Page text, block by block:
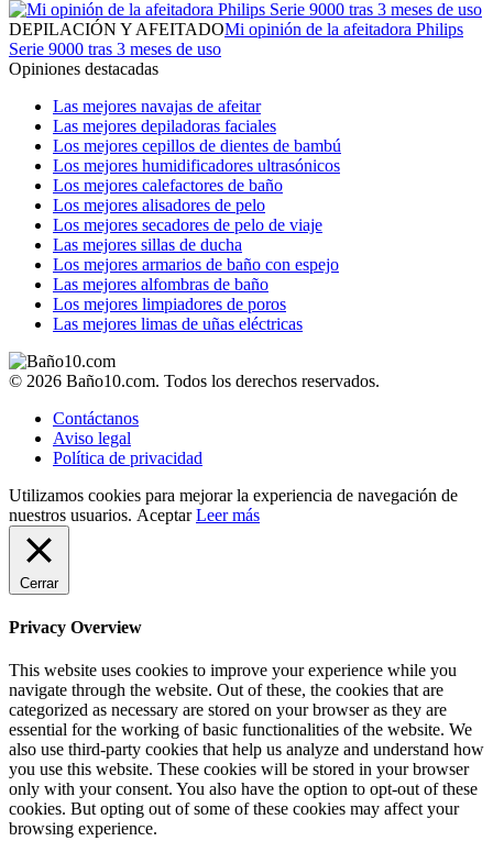
DEPILACIÓN Y AFEITADOMi opinión de la afeitadora Philips
Serie 9000 tras 3 meses de uso
Opiniones destacadas
Las mejores navajas de afeitar
Las mejores depiladoras faciales
Los mejores cepillos de dientes de bambú
Los mejores humidificadores ultrasónicos
Los mejores calefactores de baño
Los mejores alisadores de pelo
Los mejores secadores de pelo de viaje
Las mejores sillas de ducha
Los mejores armarios de baño con espejo
Las mejores alfombras de baño
Los mejores limpiadores de poros
Las mejores limas de uñas eléctricas
© 2026 Baño10.com. Todos los derechos reservados.
Contáctanos
Aviso legal
Política de privacidad
Utilizamos cookies para mejorar la experiencia de navegación de
nuestros usuarios. Aceptar Leer más
Cerrar
Privacy Overview
This website uses cookies to improve your experience while you
navigate through the website. Out of these, the cookies that are
categorized as necessary are stored on your browser as they are
essential for the working of basic functionalities of the website. We
also use third-party cookies that help us analyze and understand how
you use this website. These cookies will be stored in your browser
only with your consent. You also have the option to opt-out of these
cookies. But opting out of some of these cookies may affect your
browsing experience.